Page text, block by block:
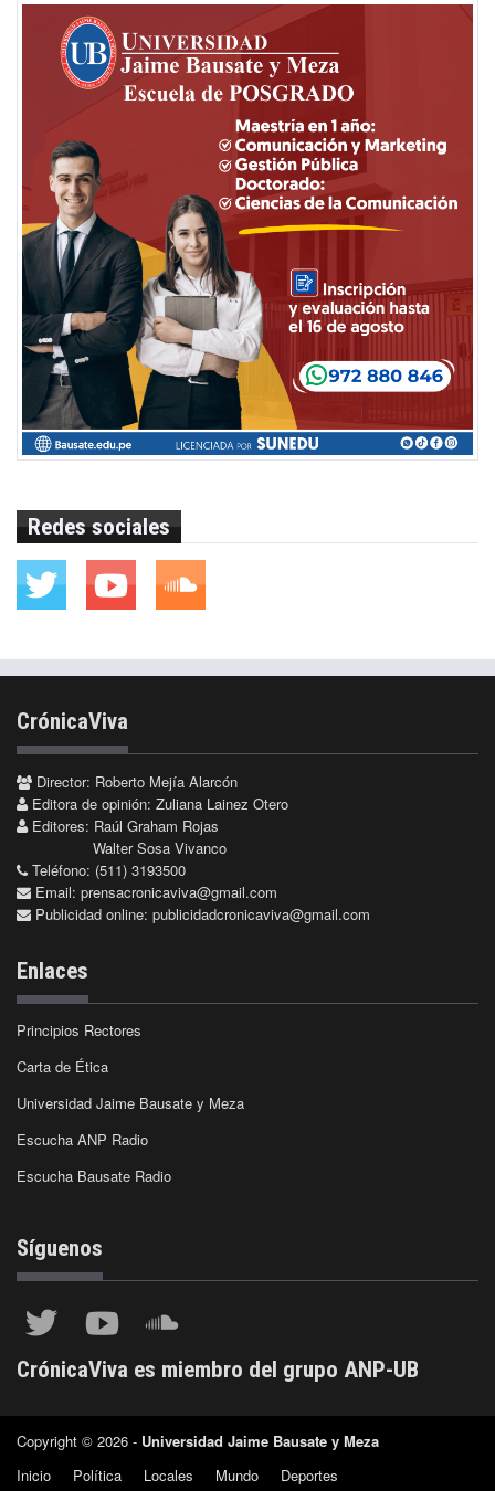
Redes sociales
CrónicaViva
Director: Roberto Mejía Alarcón
Editora de opinión: Zuliana Lainez Otero
Editores: Raúl Graham Rojas
Walter Sosa Vivanco
Teléfono: (511) 3193500
Email: prensacronicaviva@gmail.com
Publicidad online: publicidadcronicaviva@gmail.com
Enlaces
Principios Rectores
Carta de Ética
Universidad Jaime Bausate y Meza
Escucha ANP Radio
Escucha Bausate Radio
Síguenos
CrónicaViva es miembro del grupo ANP-UB
Copyright © 2026 - Universidad Jaime Bausate y Meza
Inicio
Política Locales Mundo Deportes